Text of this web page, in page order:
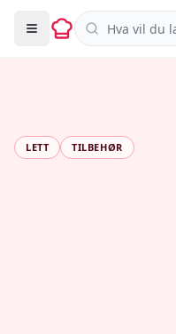
Søk i oppskrifter
LETT TILBEHØR